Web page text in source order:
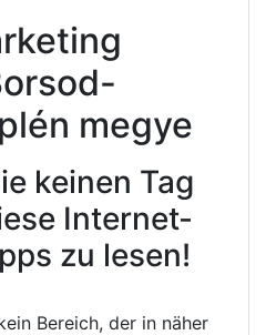
megye
keinen Tag
Internet-
zu lesen!
Bereich, der in näher